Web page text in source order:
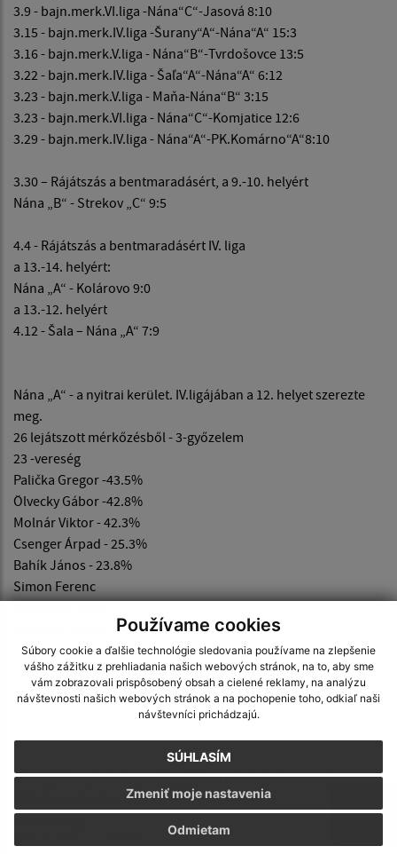
Používame cookies
Súbory cookie a ďalšie technológie sledovania používame na zlepšenie
vášho zážitku z prehliadania našich webových stránok, na to, aby sme
vám zobrazovali prispôsobený obsah a cielené reklamy, na analýzu
návštevnosti našich webových stránok a na pochopenie toho, odkiaľ naši
návštevníci prichádzajú.
SÚHLASÍM
Odmietam
Zmeniť moje nastavenia
3.9 - bajn.merk.VI.liga -Nána“C“-Jasová 8:10
3.15 - bajn.merk.IV.liga -Šurany“A“-Nána“A“ 15:3
3.16 - bajn.merk.V.liga - Nána“B“-Tvrdošovce 13:5
3.22 - bajn.merk.IV.liga - Šaľa“A“-Nána“A“ 6:12
3.23 - bajn.merk.V.liga - Maňa-Nána“B“ 3:15
3.23 - bajn.merk.VI.liga - Nána“C“-Komjatice 12:6
3.29 - bajn.merk.IV.liga - Nána“A“-PK.Komárno“A“8:10
3.30 – Rájátszás a bentmaradásért, a 9.-10. helyért
Nána „B“ - Strekov „C“ 9:5
4.4 - Rájátszás a bentmaradásért IV. liga
a 13.-14. helyért:
Nána „A“ - Kolárovo 9:0
a 13.-12. helyért
4.12 - Šala – Nána „A“ 7:9
Nána „A“ - a nyitrai kerület. IV.ligájában a 12. helyet szerezte
meg.
26 lejátszott mérkőzésből - 3-győzelem
23 -vereség
Palička Gregor -43.5%
Ölvecky Gábor -42.8%
Molnár Viktor - 42.3%
Csenger Árpad - 25.3%
Bahík János - 23.8%
Simon Ferenc
Kostanko Lászlo
Toth Lászlo
Nána „B“ - a járás. bajn. V. ligájában a 9. helyet szerezte meg.
22 lejátszott mérkőzésből – 9 – győzelem
13 - vereség
Molnár Viktor - 87.5%